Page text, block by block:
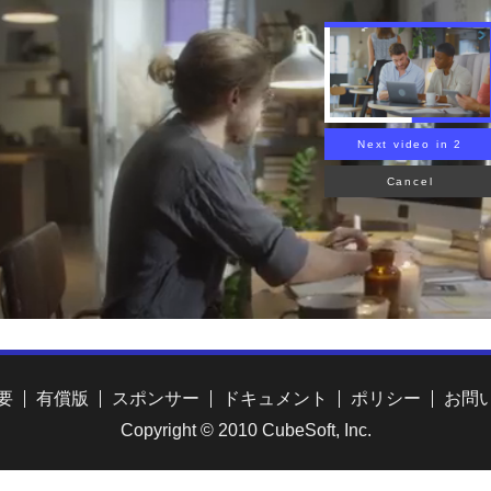
有償版 スポンサー ドキュメント ポリシー
お問
Copyright © 2010 CubeSoft, Inc.